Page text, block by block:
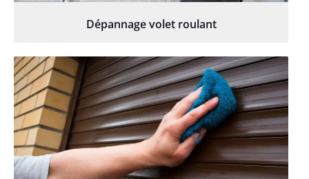
Dépannage volet roulant